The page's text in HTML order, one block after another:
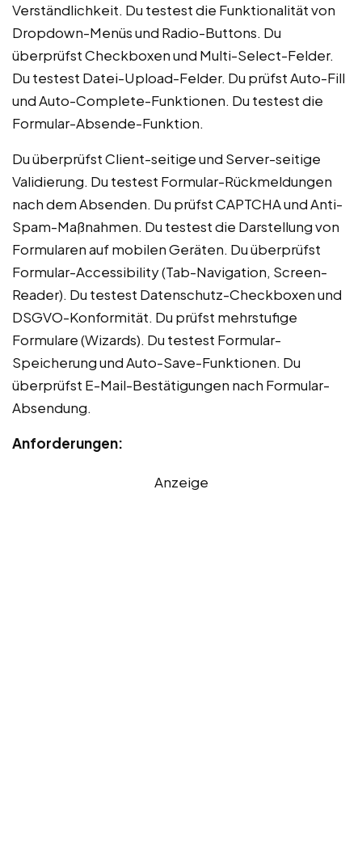
Verständlichkeit. Du testest die Funktionalität von
Dropdown-Menüs und Radio-Buttons. Du
überprüfst Checkboxen und Multi-Select-Felder.
Du testest Datei-Upload-Felder. Du prüfst Auto-Fill
und Auto-Complete-Funktionen. Du testest die
Formular-Absende-Funktion.
Du überprüfst Client-seitige und Server-seitige
Validierung. Du testest Formular-Rückmeldungen
nach dem Absenden. Du prüfst CAPTCHA und Anti-
Spam-Maßnahmen. Du testest die Darstellung von
Formularen auf mobilen Geräten. Du überprüfst
Formular-Accessibility (Tab-Navigation, Screen-
Reader). Du testest Datenschutz-Checkboxen und
DSGVO-Konformität. Du prüfst mehrstufige
Formulare (Wizards). Du testest Formular-
Speicherung und Auto-Save-Funktionen. Du
überprüfst E-Mail-Bestätigungen nach Formular-
Absendung.
Anforderungen:
Anzeige